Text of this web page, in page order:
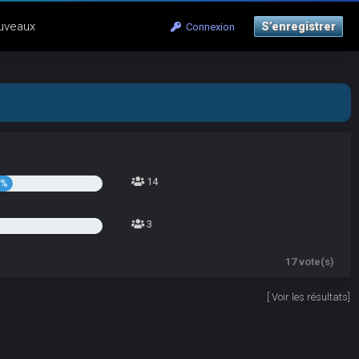
Connexion S’enregistrer
14
3
17 vote(s)
Voir les résultats